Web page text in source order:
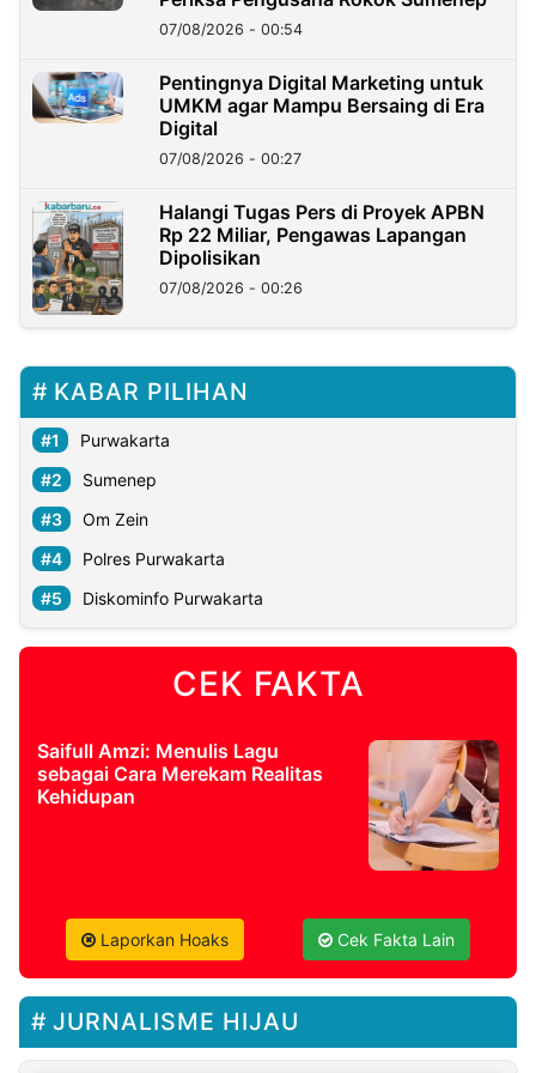
07/08/2026 - 00:54
Pentingnya Digital Marketing untuk
UMKM agar Mampu Bersaing di Era
Digital
07/08/2026 - 00:27
Halangi Tugas Pers di Proyek APBN
Rp 22 Miliar, Pengawas Lapangan
Dipolisikan
07/08/2026 - 00:26
KABAR PILIHAN
Purwakarta
Sumenep
Om Zein
Polres Purwakarta
Diskominfo Purwakarta
CEK FAKTA
Saifull Amzi: Menulis Lagu
sebagai Cara Merekam Realitas
Kehidupan
Laporkan Hoaks Cek Fakta Lain
JURNALISME HIJAU